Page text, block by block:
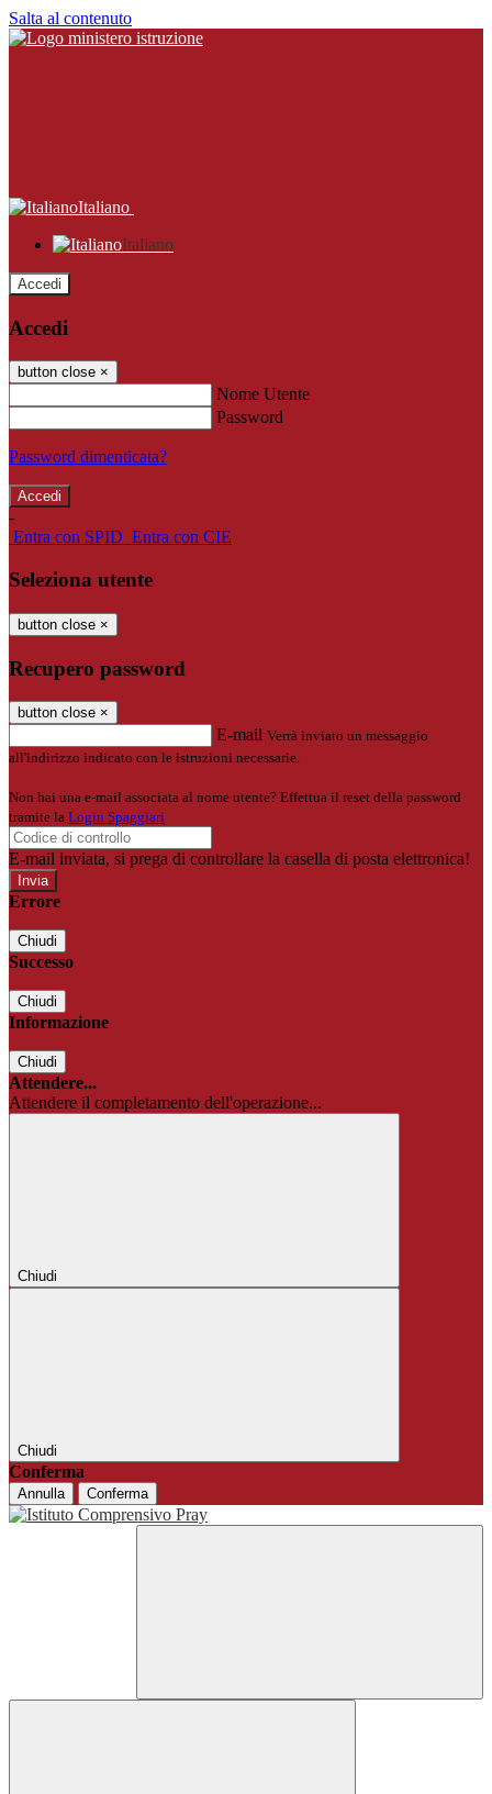
Salta al contenuto
Italiano
Italiano
Accedi
Accedi
button close ×
Nome Utente
Password
Password dimenticata?
-
Entra con SPID Entra con CIE
Seleziona utente
button close ×
Recupero password
button close ×
E-mail Verrà inviato un messaggio
all'indirizzo indicato con le istruzioni necessarie.
Non hai una e-mail associata al nome utente? Effettua il reset della password
tramite la Login Spaggiari
E-mail inviata, si prega di controllare la casella di posta elettronica!
Errore
Chiudi
Successo
Chiudi
Informazione
Chiudi
Attendere...
Attendere il completamento dell'operazione...
Chiudi
Chiudi
Conferma
Annulla Conferma